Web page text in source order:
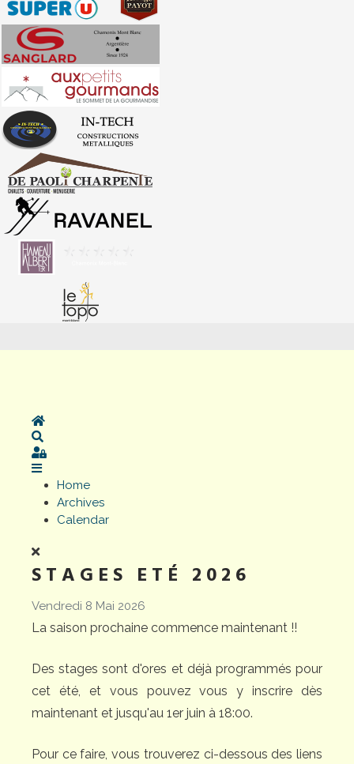
Home
Sign In
Home
Archives
Calendar
STAGES ETÉ 2026
Vendredi 8 Mai 2026
La saison prochaine commence maintenant !!
Des stages sont d'ores et déjà programmés pour
cet été, et vous pouvez vous y inscrire dès
maintenant et jusqu'au 1er juin à 18:00.
Pour ce faire, vous trouverez ci-dessous des liens